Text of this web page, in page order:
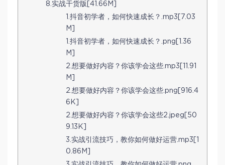
8.实战干货版[41.66M]
1.抖音初学者，如何快速成长？.mp3[7.03
M]
1.抖音初学者，如何快速成长？.png[1.36
M]
2.想要做好内容？你该学会这些.mp3[11.91
M]
2.想要做好内容？你该学会这些.png[916.4
6K]
2.想要做好内容？你该学会这些2.jpeg[50
9.13K]
3.实战引流技巧，教你如何做好运营.mp3[1
0.86M]